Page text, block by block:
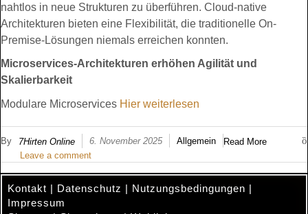
nahtlos in neue Strukturen zu überführen. Cloud-native
Architekturen bieten eine Flexibilität, die traditionelle On-
Premise-Lösungen niemals erreichen konnten.
Microservices-Architekturen erhöhen Agilität und
Skalierbarkeit
Modulare Microservices Hier weiterlesen
By 7Hirten Online 6. November 2025 Allgemein
Read More
Leave a comment
Kontakt | Datenschutz | Nutzungsbedingungen |
Impressum